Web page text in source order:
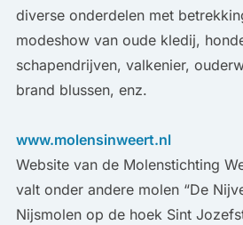
diverse onderdelen met
modeshow van oude kledij,
schapendrijven, valkenier,
brand blussen, enz.
www.molensinweert.nl
Website van de Molenstichting
valt onder andere molen “De
Nijsmolen op de hoek Sint